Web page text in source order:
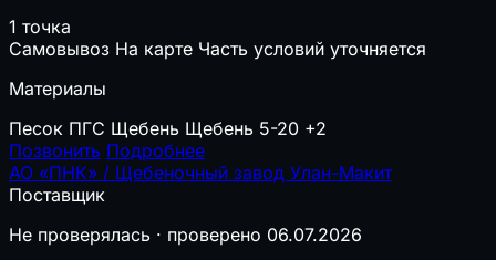
1 точка
Самовывоз На карте Часть условий уточняется
Материалы
Песок ПГС Щебень Щебень 5-20 +2
Позвонить Подробнее
АО «ПНК» / Щебеночный завод Улан-Макит
Поставщик
Не проверялась · проверено 06.07.2026